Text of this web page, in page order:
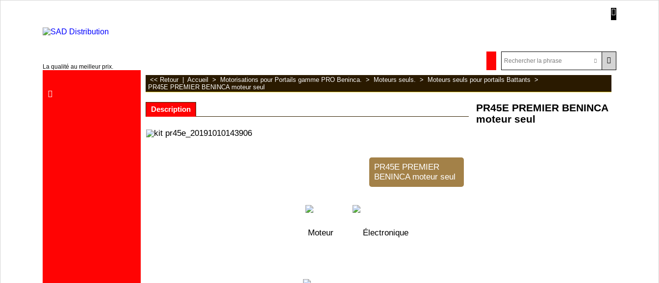
La qualité au meilleur prix.
<< Retour Accueil > Motorisations pour Portails gamme PRO Beninca. > Moteurs seuls. > Moteurs seuls pour portails Battants >
PR45E PREMIER BENINCA moteur seul
PR45E PREMIER BENINCA
moteur seul
Description
PR45E PREMIER
BENINCA moteur seul
Moteur Électronique